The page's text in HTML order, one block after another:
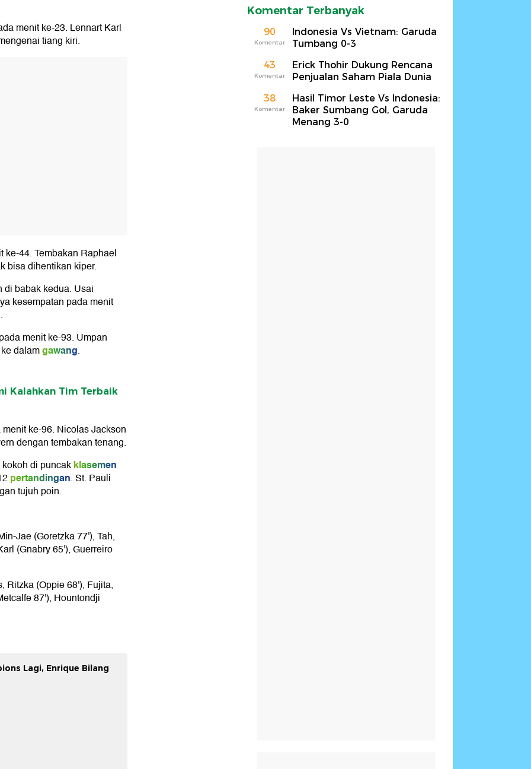
menit ke-23. Lennart Karl
tiang kiri.
ke-44. Tembakan Raphael
bisa dihentikan kiper.
di babak kedua. Usai
kesempatan pada menit
.
pada menit ke-93. Umpan
dalamgawang.
Kalahkan Tim Terbaik
ke-96. Nicolas Jackson
dengan tembakan tenang.
di puncakklasemen
pertandingan. St. Pauli
tujuh poin.
Jae (Goretzka 77'), Tah,
(Gnabry 65'), Guerreiro
Ritzka (Oppie 68'), Fujita,
87'), Hountondji
Lagi, Enrique Bilang
Komentar Terbanyak
90
Komentar
Indonesia Vs Vietnam: Garuda
Tumbang 0-3
43
Komentar
Erick Thohir Dukung Rencana
Penjualan Saham Piala Dunia
38
Komentar
Hasil Timor Leste Vs Indonesia:
Baker Sumbang Gol, Garuda
Menang 3-0